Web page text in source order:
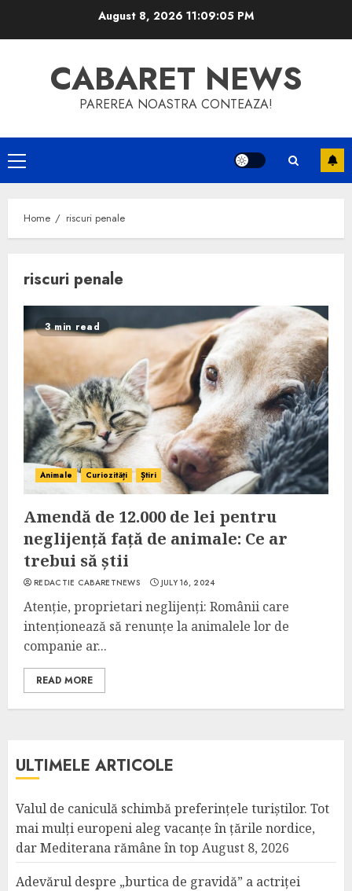
August 8, 2026 11:09:06 PM
CABARET NEWS
PAREREA NOASTRA CONTEAZA!
Primary
Menu
Home riscuri penale
riscuri penale
3 min read
Animale Curiozități Știri
Amendă de 12.000 de lei pentru
neglijență față de animale: Ce ar
trebui să știi
REDACTIE CABARETNEWS JULY 16, 2024
Atenție, proprietari neglijenți: Românii care
intenționează să renunțe la animalele lor de
companie ar...
READ MORE
ULTIMELE ARTICOLE
Valul de caniculă schimbă preferințele turiștilor. Tot
mai mulți europeni aleg vacanțe în țările nordice,
dar Mediterana rămâne în top August 8, 2026
Adevărul despre „burtica de gravidă” a actriței